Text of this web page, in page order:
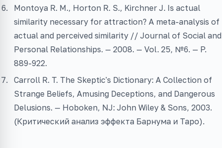
Montoya R. M., Horton R. S., Kirchner J. Is actual
similarity necessary for attraction? A meta-analysis of
actual and perceived similarity // Journal of Social and
Personal Relationships. — 2008. — Vol. 25, №6. — P.
889-922.
Carroll R. T. The Skeptic's Dictionary: A Collection of
Strange Beliefs, Amusing Deceptions, and Dangerous
Delusions. — Hoboken, NJ: John Wiley & Sons, 2003.
(Критический анализ эффекта Барнума и Таро).